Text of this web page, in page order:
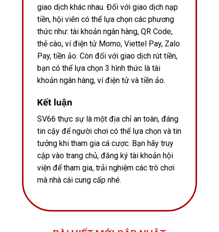
giao dịch khác nhau. Đối với giao dịch nạp
tiền, hội viên có thể lựa chọn các phương
thức như: tài khoản ngân hàng, QR Code,
thẻ cào, ví điện tử Momo, Viettel Pay, Zalo
Pay, tiền ảo. Còn đối với giao dịch rút tiền,
bạn có thể lựa chọn 3 hình thức là tài
khoản ngân hàng, ví điện tử và tiền ảo.
Kết luận
SV66 thực sự là một địa chỉ an toàn, đáng
tin cậy để người chơi có thể lựa chọn và tin
tưởng khi tham gia cá cược. Bạn hãy truy
cập vào trang chủ, đăng ký tài khoản hội
viện để tham gia, trải nghiệm các trò chơi
mà nhà cái cung cấp nhé.